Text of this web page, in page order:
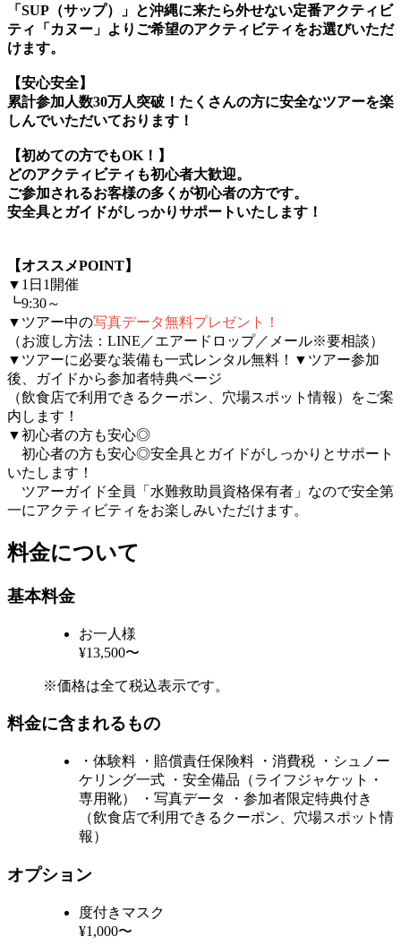
「SUP（サップ）」と沖縄に来たら外せない定番アクティビ
ティ「カヌー」よりご希望のアクティビティをお選びいただ
けます。
【安心安全】
累計参加人数30万人突破！たくさんの方に安全なツアーを楽
しんでいただいております！
【初めての方でもOK！】
どのアクティビティも初心者大歓迎。
ご参加されるお客様の多くが初心者の方です。
安全具とガイドがしっかりサポートいたします！
【オススメPOINT】
▼1日1開催
┗9:30～
▼ツアー中の写真データ無料プレゼント！
（お渡し方法：LINE／エアードロップ／メール※要相談）
▼ツアーに必要な装備も一式レンタル無料！▼ツアー参加
後、ガイドから参加者特典ページ
（飲食店で利用できるクーポン、穴場スポット情報）をご案
内します！
▼初心者の方も安心◎
初心者の方も安心◎安全具とガイドがしっかりとサポート
いたします！
ツアーガイド全員「水難救助員資格保有者」なので安全第
一にアクティビティをお楽しみいただけます。
料金について
基本料金
お一人様
¥13,500〜
※価格は全て税込表示です。
料金に含まれるもの
・体験料 ・賠償責任保険料 ・消費税 ・シュノー
ケリング一式 ・安全備品（ライフジャケット・
専用靴） ・写真データ ・参加者限定特典付き
（飲食店で利用できるクーポン、穴場スポット情
報）
オプション
度付きマスク
¥1,000〜